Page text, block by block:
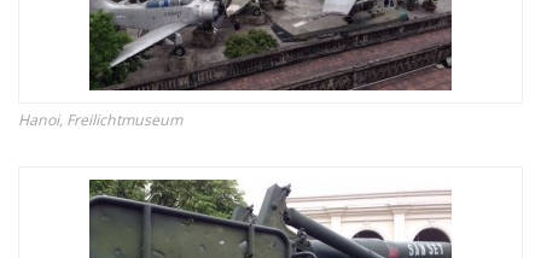
Hanoi, Freilichtmuseum